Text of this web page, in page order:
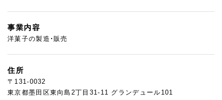
事業内容
洋菓子の製造・販売
住所
〒131-0032
東京都墨田区東向島2丁目31-11 グランデュール101